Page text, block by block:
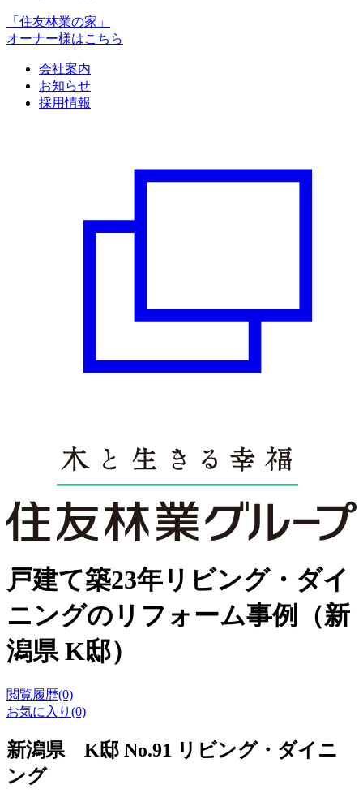
「住友林業の家」
オーナー様はこちら
会社案内
お知らせ
採用情報
戸建て築23年リビング・ダイ
ニングのリフォーム事例（新
潟県 K邸）
閲覧履歴(0)
お気に入り(0)
新潟県 K邸 No.91 リビング・ダイニ
ング